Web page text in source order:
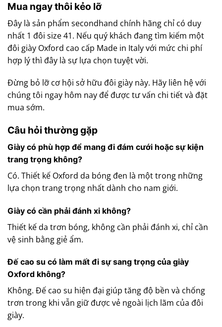
Mua ngay thôi kẻo lỡ
Đây là sản phẩm secondhand chính hãng chỉ có duy
nhất 1 đôi size 41. Nếu quý khách đang tìm kiếm một
đôi giày Oxford cao cấp Made in Italy với mức chi phí
hợp lý thì đây là sự lựa chọn tuyệt vời.
Đừng bỏ lỡ cơ hội sở hữu đôi giày này. Hãy liên hệ với
chúng tôi ngay hôm nay để được tư vấn chi tiết và đặt
mua sớm.
Câu hỏi thường gặp
Giày có phù hợp để mang đi đám cưới hoặc sự kiện
trang trọng không?
Có. Thiết kế Oxford da bóng đen là một trong những
lựa chọn trang trọng nhất dành cho nam giới.
Giày có cần phải đánh xi không?
Thiết kế da trơn bóng, không cần phải đánh xi, chỉ cần
vệ sinh bằng giẻ ẩm.
Đế cao su có làm mất đi sự sang trọng của giày
Oxford không?
Không. Đế cao su hiện đại giúp tăng độ bền và chống
trơn trong khi vẫn giữ được vẻ ngoài lịch lãm của đôi
giày.